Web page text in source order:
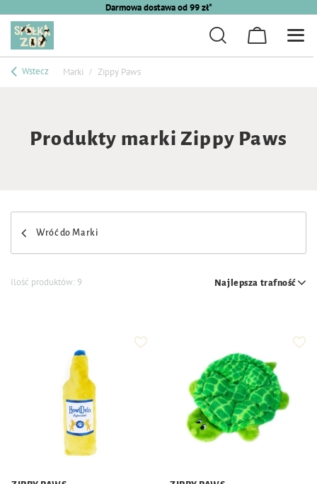
Darmowa dostawa od 99 zł*
Wstecz Marki Zippy Paws
Produkty marki Zippy Paws
Wróć do Marki
Ilość produktów: 9 Najlepsza trafność